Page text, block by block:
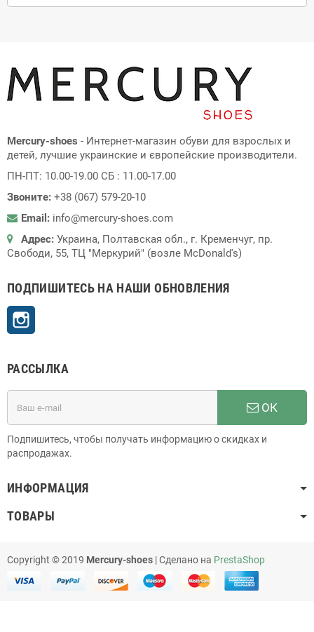
Mercury-shoes - Интернет-магазин обуви для взрослых и
детей, лучшие украинские и європейские производители.
ПН-ПТ: 10.00-19.00 СБ : 11.00-17.00
Звоните: +38 (067) 579-20-10
Email: info@mercury-shoes.com
Адрес: Украина, Полтавская обл., г. Кременчуг, пр.
Свободи, 55, ТЦ "Меркурий" (возле McDonald's)
ПОДПИШИТЕСЬ НА НАШИ ОБНОВЛЕНИЯ
РАССЫЛКА
ОК
Подпишитесь, чтобы получать информацию о скидках и
распродажах.
ИНФОРМАЦИЯ
ТОВАРЫ
Copyright © 2019 Mercury-shoes | Сделано на PrestaShop